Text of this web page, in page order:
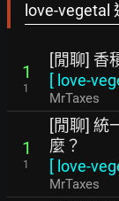
love-vegetal
1
1
[閒聊] 香
[ love-
MrTaxes
1
1
[閒聊] 統
麼？
[ love-
MrTaxes